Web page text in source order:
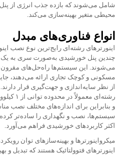
شامل می‌شوند که بازده جذب انرژی از
محیطی متغیر بهینه‌سازی می‌کند.
انواع فناوری‌های مبدل
اینورترهای رشته‌ای رایج‌ترین نوع نصب
چندین پنل خورشیدی به‌صورت سری به یک
می‌شوند. این سیستم‌ها راه‌حل‌های
مسکونی و کوچک تجاری ارائه می‌دهند،
از نظر سایه‌اندازی و جهت‌گیری قرار دارند.
و بنابراین برای اندازه‌های مختلف نصب
سیستم‌ها، نصب و نگهداری را ساده‌تر کرده
اکثر کاربردهای خورشیدی فراهم می‌آورد.
میکرواینورترها و بهینه‌سازهای توان
اینورترهای فتوولتائیک هستند که تبدیل